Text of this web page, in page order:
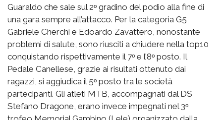
Guaraldo che sale sul 2ᵒ gradino del podio alla fine di
una gara sempre all’attacco. Per la categoria G5
Gabriele Cherchi e Edoardo Zavattero, nonostante
problemi di salute, sono riusciti a chiudere nella top10
conquistando rispettivamente il 7ᵒ e l’8ᵒ posto. Il
Pedale Canellese, grazie ai risultati ottenuto dai
ragazzi, si aggiudica il 5ᵒ posto tra le società
partecipanti. Gli atleti MTB, accompagnati dal DS
Stefano Dragone, erano invece impegnati nel 3ᵒ